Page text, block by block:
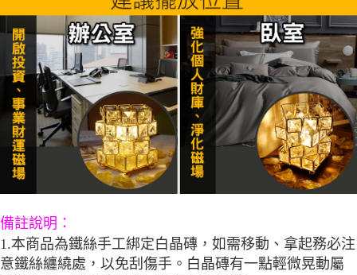
備註說明：
1.本商品為鐵絲手工綁定白晶磚，如需移動、拿起務必注
意鐵絲纏繞處，以免刮傷手。白晶磚有一點輕微晃動屬